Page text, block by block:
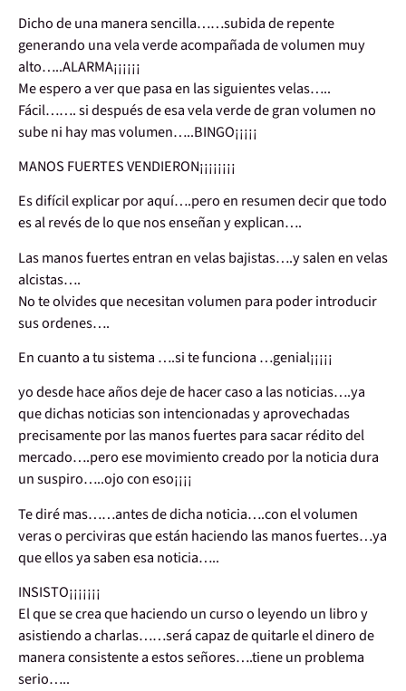
Dicho de una manera sencilla……subida de repente
generando una vela verde acompañada de volumen muy
alto…..ALARMA¡¡¡¡¡¡
Me espero a ver que pasa en las siguientes velas…..
Fácil……. si después de esa vela verde de gran volumen no
sube ni hay mas volumen…..BINGO¡¡¡¡¡
MANOS FUERTES VENDIERON¡¡¡¡¡¡¡¡
Es difícil explicar por aquí….pero en resumen decir que todo
es al revés de lo que nos enseñan y explican….
Las manos fuertes entran en velas bajistas….y salen en velas
alcistas….
No te olvides que necesitan volumen para poder introducir
sus ordenes….
En cuanto a tu sistema ….si te funciona …genial¡¡¡¡¡
yo desde hace años deje de hacer caso a las noticias….ya
que dichas noticias son intencionadas y aprovechadas
precisamente por las manos fuertes para sacar rédito del
mercado….pero ese movimiento creado por la noticia dura
un suspiro…..ojo con eso¡¡¡¡
Te diré mas……antes de dicha noticia….con el volumen
veras o perciviras que están haciendo las manos fuertes…ya
que ellos ya saben esa noticia…..
INSISTO¡¡¡¡¡¡¡
El que se crea que haciendo un curso o leyendo un libro y
asistiendo a charlas……será capaz de quitarle el dinero de
manera consistente a estos señores….tiene un problema
serio…..